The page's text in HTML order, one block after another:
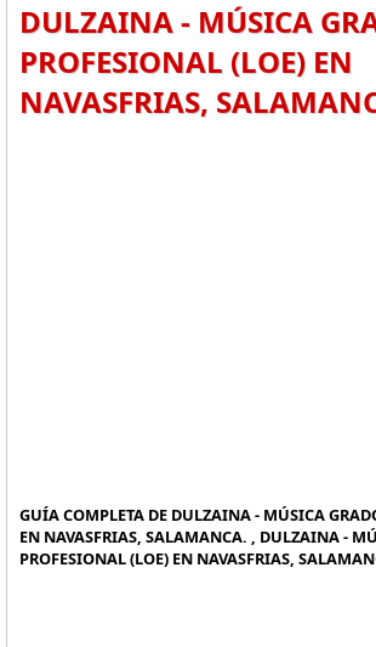
DULZAINA - MÚSICA
PROFESIONAL (LOE) EN
NAVASFRIAS,
GUÍA COMPLETA DE DULZAINA - MÚSICA
EN NAVASFRIAS, SALAMANCA. , DULZAINA -
PROFESIONAL (LOE) EN NAVASFRIAS,